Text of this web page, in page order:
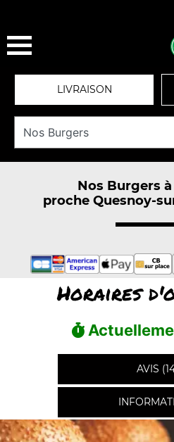
LIVRAISON
Nos Burgers
proche Quesnoy-
Horaires
AVIS